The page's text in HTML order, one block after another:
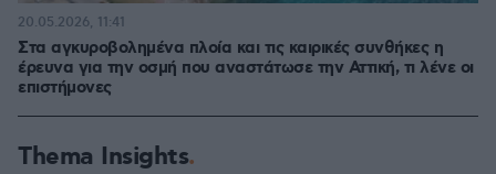
Στα αγκυροβολημένα πλοία και τις καιρικές συνθήκες η
έρευνα για την οσμή που αναστάτωσε την Αττική, τι λένε οι
επιστήμονες
20.05.2026, 11:41
Thema Insights